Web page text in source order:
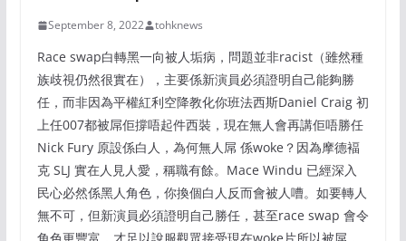
September 8, 2022 tohknews
Race swap白轉黑一向被人垢病，問題並非racist（雖然種
族歧視仍然很實在），主要係新演員必須證明自己能夠勝
任，而非因為平權紅利空降教化你班法西斯Daniel Craig 初
上任007都被屌佢撐唔起件西裝，現在無人會再講佢唔勝任
Nick Fury 原設係白人，為何無人屌 係woke？因為摩德褔
克 SLJ 實在人見人愛，稱職有餘。Mace Windu 已經深入
民心必然係黑人角色，你換個白人反而會被人嘈。如要轉人
無不可，但新演員必須證明自己勝任，甚至race swap 會令